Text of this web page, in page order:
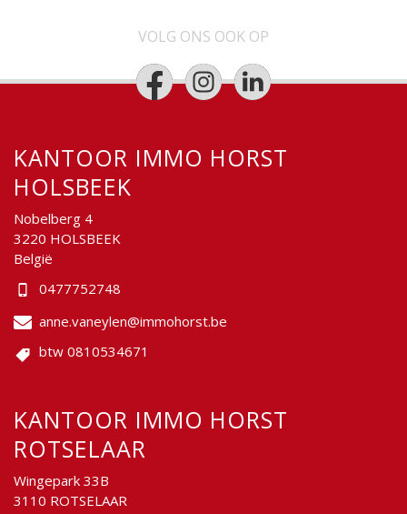
VOLG ONS OOK OP
KANTOOR IMMO HORST
HOLSBEEK
Nobelberg 4
3220 HOLSBEEK
België
0477752748
anne.vaneylen@immohorst.be
btw 0810534671
KANTOOR IMMO HORST
ROTSELAAR
Wingepark 33B
3110 ROTSELAAR